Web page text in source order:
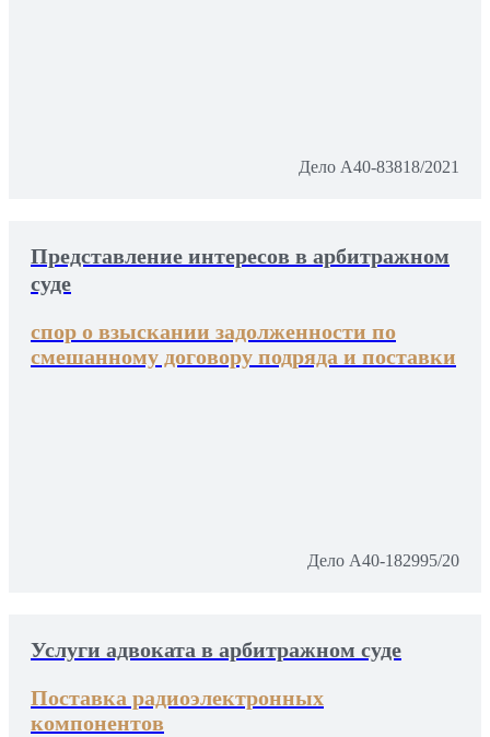
Дело А40-83818/2021
Представление интересов в арбитражном
суде
спор о взыскании задолженности по
смешанному договору подряда и поставки
Дело А40-182995/20
Услуги адвоката в арбитражном суде
Поставка радиоэлектронных
компонентов